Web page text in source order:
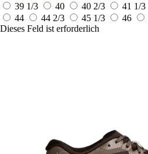
39 1/3
40 40 2/3 41 1/3
44
44 2/3 45 1/3 46
Dieses Feld ist erforderlich